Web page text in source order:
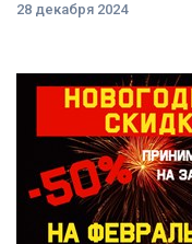
28 декабря 2024